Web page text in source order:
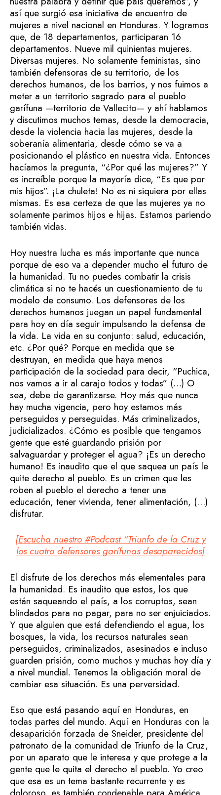
así que surgió esa iniciativa de encuentro de
mujeres a nivel nacional en Honduras. Y logramos
que, de 18 departamentos, participaran 16
departamentos. Nueve mil quinientas mujeres.
Diversas mujeres. No solamente feministas, sino
también defensoras de su territorio, de los
derechos humanos, de los barrios, y nos fuimos a
meter a un territorio sagrado para el pueblo
garífuna —territorio de Vallecito— y ahí hablamos
y discutimos muchos temas, desde la democracia,
desde la violencia hacia las mujeres, desde la
soberanía alimentaria, desde cómo se va a
posicionando el plástico en nuestra vida. Entonces
hacíamos la pregunta, “¿Por qué las mujeres?” Y
es increíble porque la mayoría dice, “Es que por
mis hijos”. ¡La chuleta! No es ni siquiera por ellas
mismas. Es esa certeza de que las mujeres ya no
solamente parimos hijos e hijas. Estamos pariendo
también vidas.
Hoy nuestra lucha es más importante que nunca
porque de eso va a depender mucho el futuro de
la humanidad. Tu no puedes combatir la crisis
climática si no te hacés un cuestionamiento de tu
modelo de consumo. Los defensores de los
derechos humanos juegan un papel fundamental
para hoy en día seguir impulsando la defensa de
la vida. La vida en su conjunto: salud, educación,
etc. ¿Por qué? Porque en medida que se
destruyan, en medida que haya menos
participación de la sociedad para decir, “Puchica,
nos vamos a ir al carajo todos y todas” (…) O
sea, debe de garantizarse. Hoy más que nunca
hay mucha vigencia, pero hoy estamos más
perseguidos y perseguidas. Más criminalizados,
judicializados. ¿Cómo es posible que tengamos
gente que esté guardando prisión por
salvaguardar y proteger el agua? ¡Es un derecho
humano! Es inaudito que el que saquea un país le
quite derecho al pueblo. Es un crimen que les
roben al pueblo el derecho a tener una
educación, tener vivienda, tener alimentación, (…)
disfrutar.
[Escucha nuestro #Podcast “Triunfo de la Cruz y
los cuatro defensores garífunas desaparecidos]
El disfrute de los derechos más elementales para
la humanidad. Es inaudito que estos, los que
están saqueando el país, a los corruptos, sean
blindados para no pagar, para no ser enjuiciados.
Y que alguien que está defendiendo el agua, los
bosques, la vida, los recursos naturales sean
perseguidos, criminalizados, asesinados e incluso
guarden prisión, como muchos y muchas hoy día y
a nivel mundial. Tenemos la obligación moral de
cambiar esa situación. Es una perversidad.
Eso que está pasando aquí en Honduras, en
todas partes del mundo. Aquí en Honduras con la
desaparición forzada de Sneider, presidente del
patronato de la comunidad de Triunfo de la Cruz,
por un aparato que le interesa y que protege a la
gente que le quita el derecho al pueblo. Yo creo
que esa es un tema bastante recurrente y es